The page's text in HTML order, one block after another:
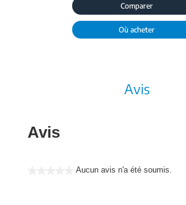
Comparer
Où acheter
Avis
Avis
Aucun avis n'a été soumis.